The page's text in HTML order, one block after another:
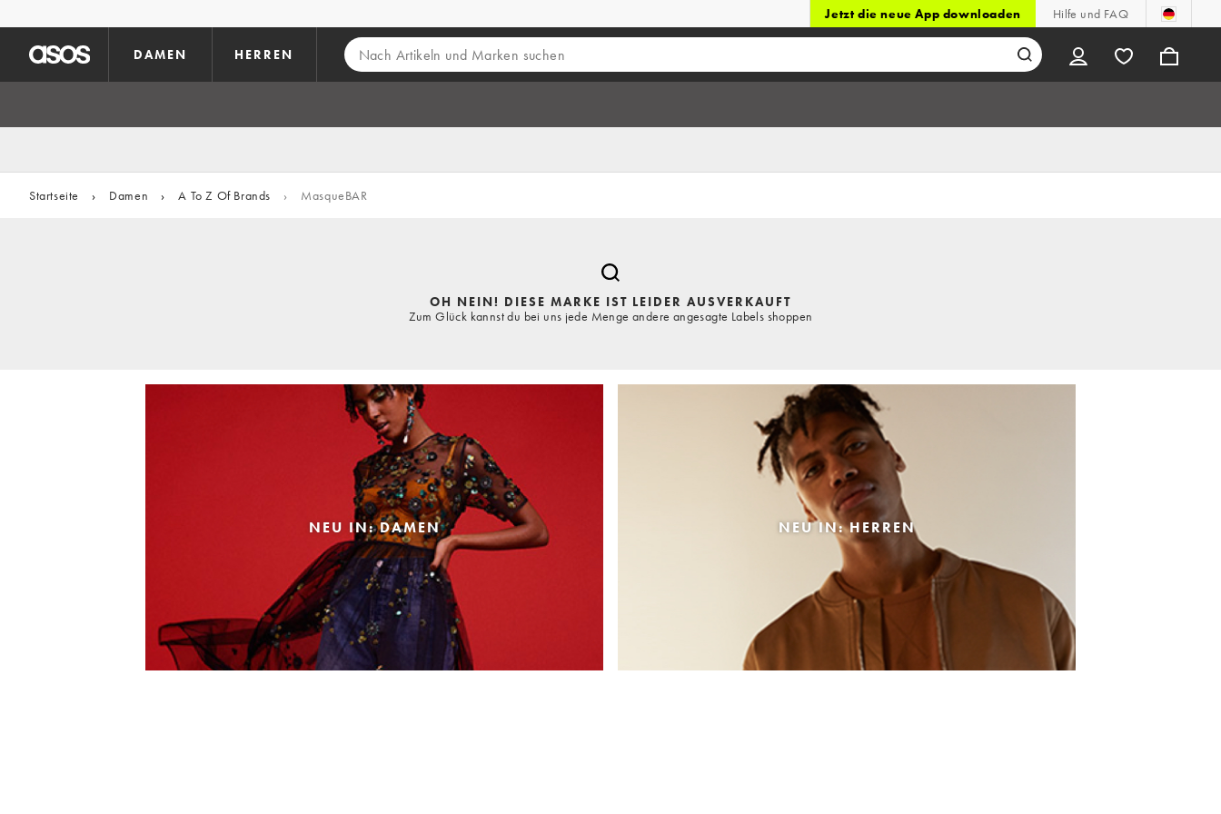
Jetzt die neue App downloaden Hilfe und FAQ
DAMEN HERREN
Startseite › Damen › A To Z Of Brands › MasqueBAR
OH NEIN! DIESE MARKE IST LEIDER AUSVERKAUFT
Zum Glück kannst du bei uns jede Menge andere angesagte Labels shoppen
NEU IN: DAMEN NEU IN: HERREN